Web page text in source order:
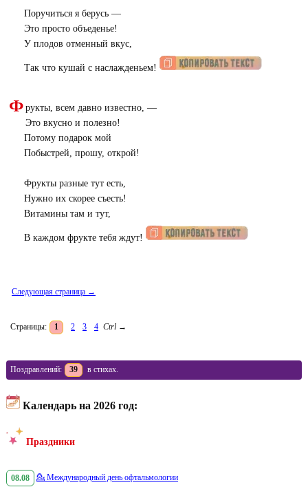
Поручиться я берусь —
Это просто объеденье!
У плодов отменный вкус,
Так что кушай с наслажденьем!
Ф рукты, всем давно известно, —
Это вкусно и полезно!
Потому подарок мой
Побыстрей, прошу, открой!
Фрукты разные тут есть,
Нужно их скорее съесть!
Витамины там и тут,
В каждом фрукте тебя ждут!
Следующая страница →
Страницы: 1 2 3 4 Ctrl →
Поздравлений: 39 в стихах.
Календарь на 2026 год:
Праздники
08.08 💁 Международный день офтальмологии